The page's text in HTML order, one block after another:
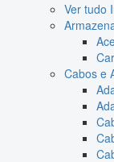
Ver tudo
Cabos e